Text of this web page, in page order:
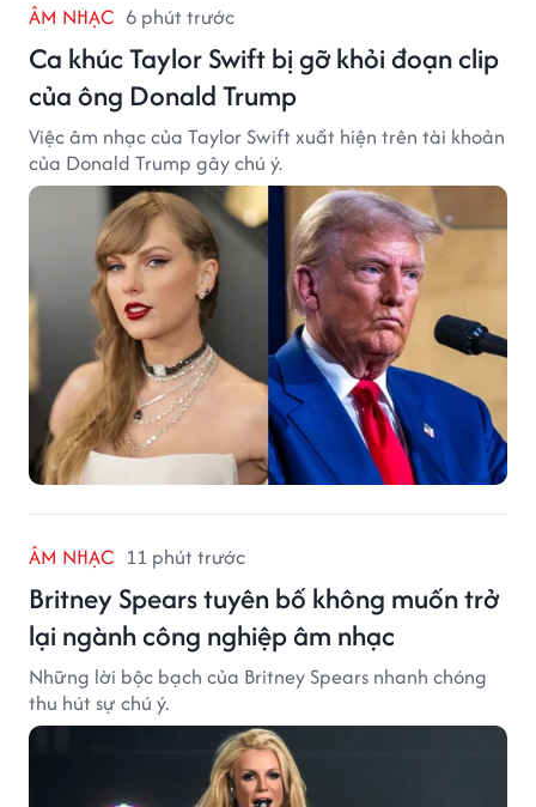
ÂM NHẠC 6 phút trước
Ca khúc Taylor Swift bị gỡ khỏi đoạn clip
của ông Donald Trump
Việc âm nhạc của Taylor Swift xuất hiện trên tài khoản
của Donald Trump gây chú ý.
ÂM NHẠC 11 phút trước
Britney Spears tuyên bố không muốn trở
lại ngành công nghiệp âm nhạc
Những lời bộc bạch của Britney Spears nhanh chóng
thu hút sự chú ý.